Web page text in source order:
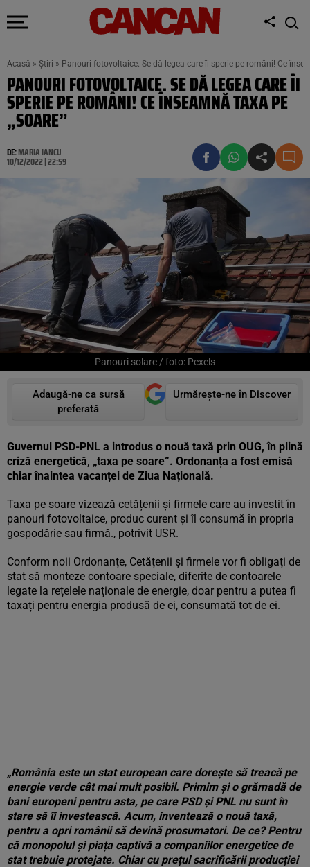
Acasă » Știri » Panouri fotovoltaice. Se dă legea care îi sperie pe români! Ce
PANOURI FOTOVOLTAICE. SE DĂ LEGEA CARE ÎI
SPERIE PE ROMÂNI! CE ÎNSEAMNĂ TAXA PE
„SOARE”
DE:MARIA IANCU
10/12/2022 | 22:59
Panouri solare / foto: Pexels
Adaugă-ne ca sursă
preferată
Urmărește-ne în Discover
Guvernul PSD-PNL a introdus o nouă taxă prin OUG, în plină
criză energetică, „taxa pe soare”. Ordonanța a fost emisă
chiar înaintea vacanței de Ziua Națională.
Taxa pe soare vizează cetățenii și firmele care au investit în
panouri fotovoltaice, produc curent și îl consumă în propria
gospodărie sau firmă., potrivit USR.
Conform noii Ordonanțe, Cetățenii și firmele vor fi obligați de
stat să monteze contoare speciale, diferite de contoarele
legate la rețelele naționale de energie, doar pentru a putea fi
taxați pentru energia produsă de ei, consumată tot de ei.
„România este un stat european care dorește să treacă pe
energie verde cât mai mult posibil. Primim și o grămadă de
bani europeni pentru asta, pe care PSD și PNL nu sunt în
stare să îi investească. Acum, inventează o nouă taxă,
pentru a opri românii să devină prosumatori. De ce? Pentru
că monopolul și piața captivă a companiilor energetice de
stat trebuie protejate. Chiar cu prețul sacrificării producției